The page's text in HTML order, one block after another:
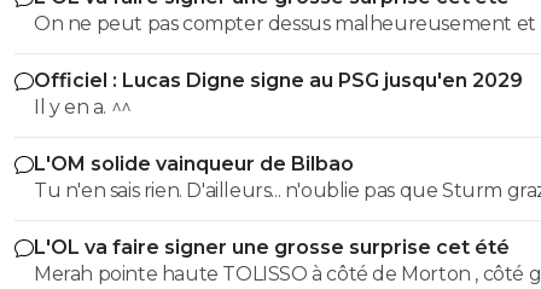
On ne peut pas compter dessus malheureusement et
son prêt ça a permis de prendre le latéral droit suisse.
Officiel : Lucas Digne signe au PSG jusqu'en 2029
Il y en a. ^^
L'OM solide vainqueur de Bilbao
Tu n'en sais rien. D'ailleurs... n'oublie pas que Sturm graz...
peut tout à fair renverser la vapeur et éliminer le
L'OL va faire signer une grosse surprise cet été
Merah pointe haute TOLISSO à côté de Morton , côté